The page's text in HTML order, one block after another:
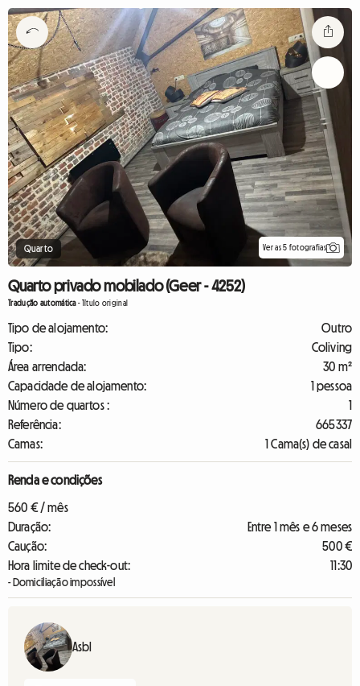
Quarto Ver as 5 fotografias
Quarto privado mobilado (Geer - 4252)
Tradução automática-Título original
Tipo de alojamento:
Outro
Tipo:
Coliving
Área arrendada:
30 m²
Capacidade de alojamento:
1 pessoa
Número de quartos :
1
Referência:
665337
Camas:
1 Cama(s) de casal
Renda e condições
560 € / mês
Duração:
Entre 1 mês e 6 meses
Caução:
500 €
Hora limite de check-out:
11:30
- Domiciliação impossível
Asbl